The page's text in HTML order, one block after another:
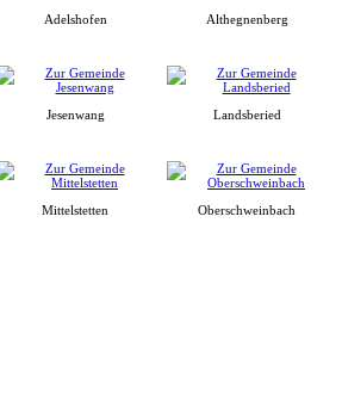
Adelshofen Althegnenberg
Jesenwang Landsberied
Mittelstetten Oberschweinbach